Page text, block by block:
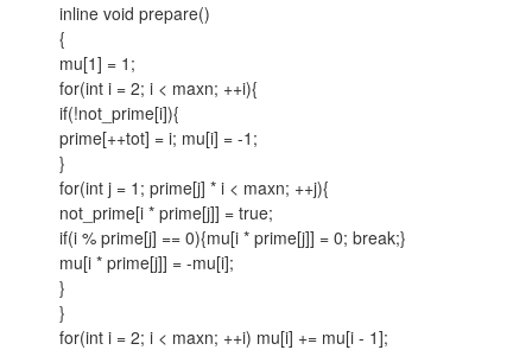
inline void prepare()
{
mu[1] = 1;
for(int i = 2; i < maxn; ++i){
if(!not_prime[i]){
prime[++tot] = i; mu[i] = -1;
}
for(int j = 1; prime[j] * i < maxn; ++j){
not_prime[i * prime[j]] = true;
if(i % prime[j] == 0){mu[i * prime[j]] = 0; break;}
mu[i * prime[j]] = -mu[i];
}
}
for(int i = 2; i < maxn; ++i) mu[i] += mu[i - 1];